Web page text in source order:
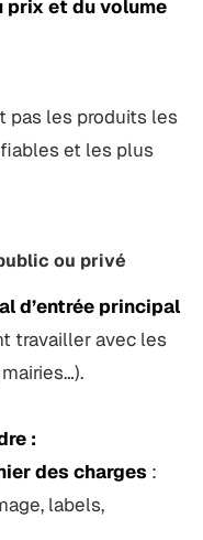
et du volume
pas les produits les
et les plus
ou privé
d’entrée principal
travailler avec les
:
des charges :
labels,